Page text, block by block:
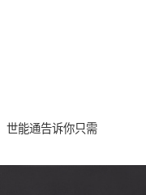
世能通告诉你只需